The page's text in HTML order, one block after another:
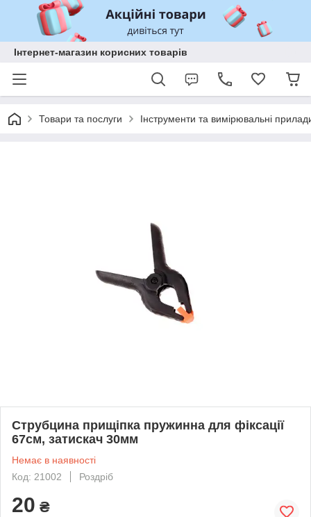
Інтернет-магазин корисних товарів
Товари та послуги Інструменти та вимірювальні
Струбцина прищіпка пружинна для фіксації
67см, затискач 30мм
Немає в наявності
Код: 21002
Роздріб
20 ₴